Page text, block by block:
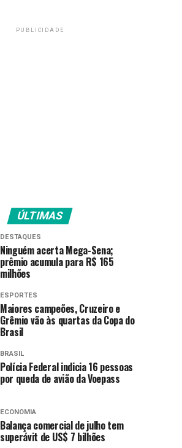
PUBLICIDADE
ÚLTIMAS
DESTAQUES
Ninguém acerta Mega-Sena;
prêmio acumula para R$ 165
milhões
ESPORTES
Maiores campeões, Cruzeiro e
Grêmio vão às quartas da Copa do
Brasil
BRASIL
Polícia Federal indicia 16 pessoas
por queda de avião da Voepass
ECONOMIA
Balança comercial de julho tem
superávit de US$ 7 bilhões